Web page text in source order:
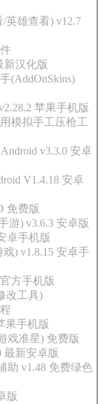
英雄查看) v12.7
新汉化版
(AddOnSkins)
苹果手机版
模拟手工压枪工
v3.3.0 安卓
V1.4.18 安卓
免费版
游) v3.6.3 安卓版
卓手机版
) v1.8.15 安卓手
方手机版
改工具)
果手机版
戏准星) 免费版
最新安卓版
助 v1.48 免费绿色
版